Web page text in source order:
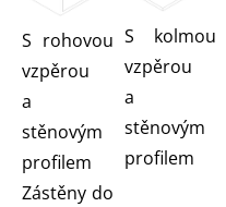
S rohovou
vzpěrou
a
stěnovým
profilem
Zástěny do
S kolmou
vzpěrou
a
stěnovým
profilem